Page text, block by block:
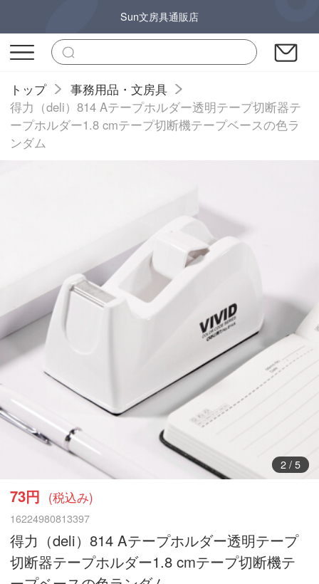
Sun文房具通販店
トップ
事務用品・文房具
得力（deli）814 Aテープホルダー透明テープ切断器テ
ープホルダー1.8 cmテープ切断機テープベースの色ラ
ンダム
3/ 5
73円 (税込み)
16224980813397
得力（deli）814 Aテープホルダー透明テープ
切断器テープホルダー1.8 cmテープ切断機テ